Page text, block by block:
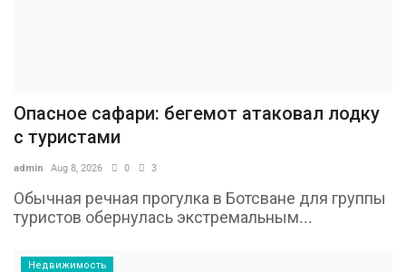
Опасное сафари: бегемот атаковал лодку
с туристами
admin Aug 8, 2026 0 3
Обычная речная прогулка в Ботсване для группы
туристов обернулась экстремальным...
Недвижимость